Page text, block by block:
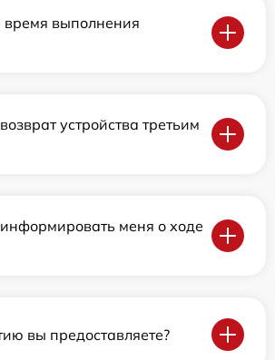
время выполнения
устройства третьим
меня о ходе
вы предоставляете?